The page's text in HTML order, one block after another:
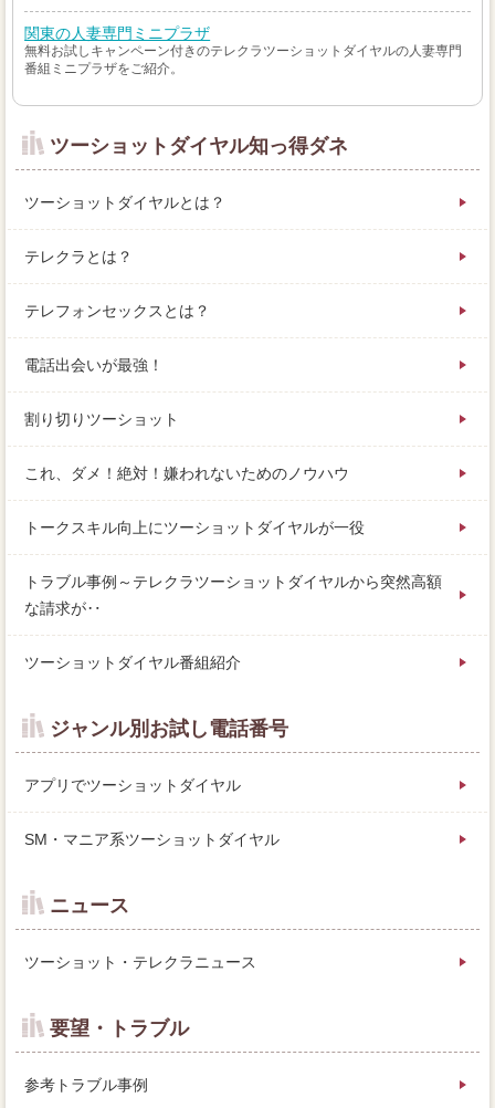
関東の人妻専門ミニプラザ
無料お試しキャンペーン付きのテレクラツーショットダイヤルの人妻専門
番組ミニプラザをご紹介。
ツーショットダイヤル知っ得ダネ
ツーショットダイヤルとは？
テレクラとは？
テレフォンセックスとは？
電話出会いが最強！
割り切りツーショット
これ、ダメ！絶対！嫌われないためのノウハウ
トークスキル向上にツーショットダイヤルが一役
トラブル事例～テレクラツーショットダイヤルから突然高額
な請求が‥
ツーショットダイヤル番組紹介
ジャンル別お試し電話番号
アプリでツーショットダイヤル
SM・マニア系ツーショットダイヤル
ニュース
ツーショット・テレクラニュース
要望・トラブル
参考トラブル事例